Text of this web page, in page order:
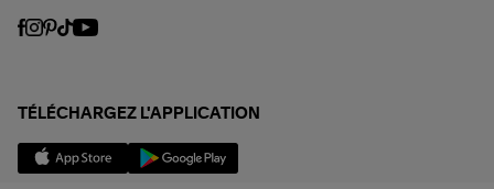
TÉLÉCHARGEZ L'APPLICATION